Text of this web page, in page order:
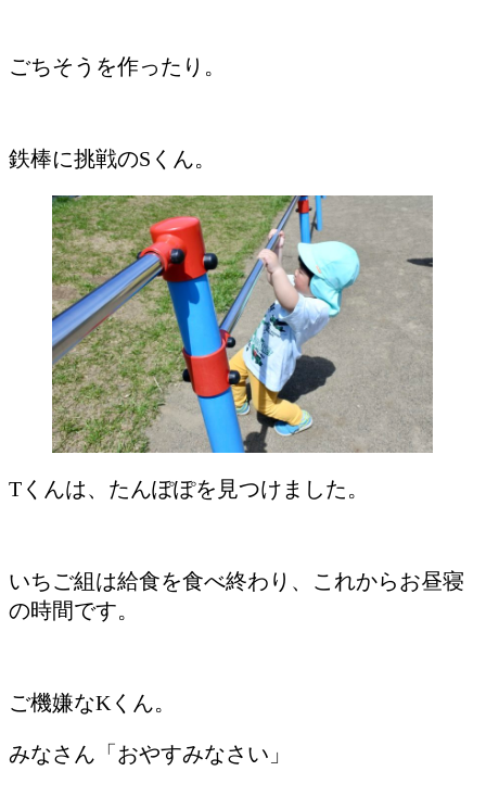
ごちそうを作ったり。
鉄棒に挑戦のSくん。
Tくんは、たんぽぽを見つけました。
いちご組は給食を食べ終わり、これからお昼寝
の時間です。
ご機嫌なKくん。
みなさん「おやすみなさい」